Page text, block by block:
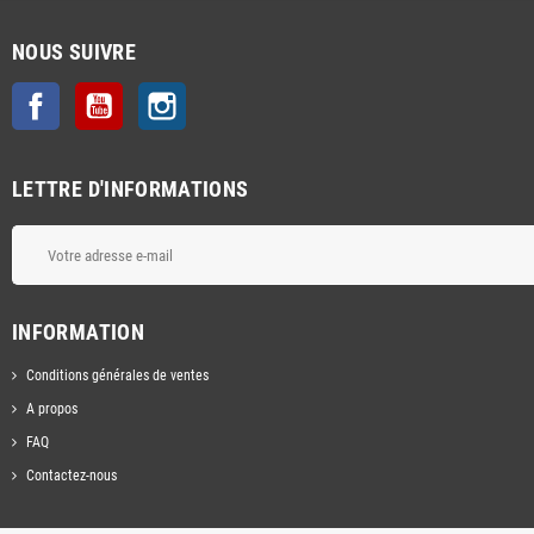
NOUS SUIVRE
Facebook YouTube
LETTRE D'INFORMATIONS
INFORMATION
Conditions générales de ventes
A propos
FAQ
Contactez-nous